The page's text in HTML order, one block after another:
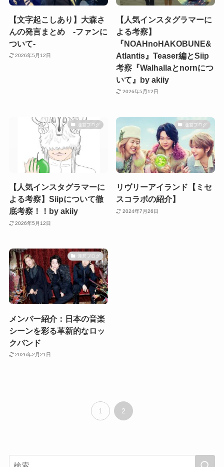
【文字起こしあり】大森さ
んの発言まとめ -ファンに
ついて-
2026年5月12日
【人気インスタグラマーに
よる考察】
『NOAHnoHAKOBUNE&
Atlantis』Teaser編とSiip
考察『Walhallaとnornにつ
いて』by akiiy
2026年5月12日
運営ブログ
【人気インスタグラマーに
よる考察】Siipについて徹
底考察！！by akiiy
2026年5月12日
運営ブログ
リヴリーアイランド【ミセ
スコラボの紹介】
2024年7月26日
運営ブログ
メンバー紹介：日本の音楽
シーンを彩る革新的なロッ
クバンド
2026年2月21日
1 2